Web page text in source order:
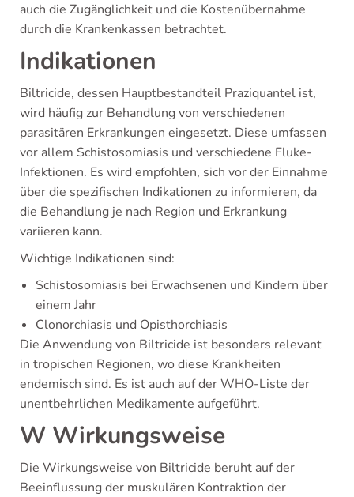
auch die Zugänglichkeit und die Kostenübernahme
durch die Krankenkassen betrachtet.
Indikationen
Biltricide, dessen Hauptbestandteil Praziquantel ist,
wird häufig zur Behandlung von verschiedenen
parasitären Erkrankungen eingesetzt. Diese umfassen
vor allem Schistosomiasis und verschiedene Fluke-
Infektionen. Es wird empfohlen, sich vor der Einnahme
über die spezifischen Indikationen zu informieren, da
die Behandlung je nach Region und Erkrankung
variieren kann.
Wichtige Indikationen sind:
Schistosomiasis bei Erwachsenen und Kindern über
einem Jahr
Clonorchiasis und Opisthorchiasis
Die Anwendung von Biltricide ist besonders relevant
in tropischen Regionen, wo diese Krankheiten
endemisch sind. Es ist auch auf der WHO-Liste der
unentbehrlichen Medikamente aufgeführt.
W Wirkungsweise
Die Wirkungsweise von Biltricide beruht auf der
Beeinflussung der muskulären Kontraktion der